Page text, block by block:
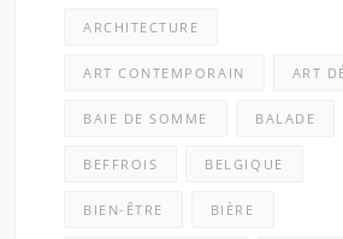
ARCHITECTURE
ART CONTEMPORAIN ART
BAIE DE SOMME BALADE
BEFFROIS BELGIQUE
BIEN-ÊTRE BIÈRE